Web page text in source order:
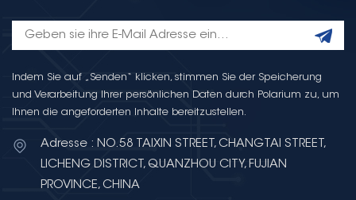
Indem Sie auf „Senden“ klicken, stimmen Sie der Speicherung
und Verarbeitung Ihrer persönlichen Daten durch Polarium zu, um
Ihnen die angeforderten Inhalte bereitzustellen.
Adresse : NO.58 TAIXIN STREET, CHANGTAI STREET,
LICHENG DISTRICT, QUANZHOU CITY, FUJIAN
PROVINCE, CHINA